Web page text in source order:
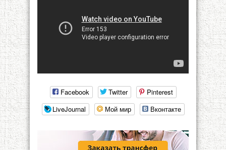
Facebook Twitter
Pinterest
LiveJournal
Мой мир Вконтакте